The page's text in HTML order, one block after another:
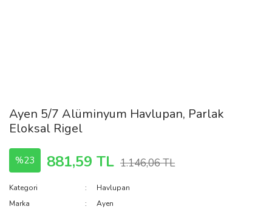
Ayen 5/7 Alüminyum Havlupan, Parlak
Eloksal Rigel
%23 881,59 TL 1.146,06 TL
Kategori
Havlupan
Marka
Ayen